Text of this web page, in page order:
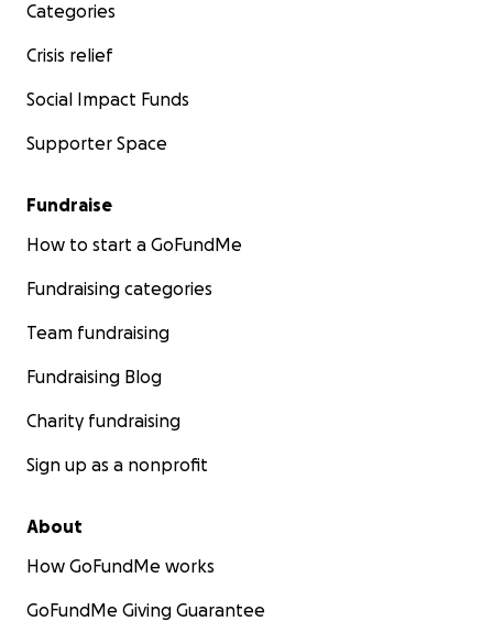
Categories
Crisis relief
Social Impact Funds
Supporter Space
Fundraise
How to start a GoFundMe
Fundraising categories
Team fundraising
Fundraising Blog
Charity fundraising
Sign up as a nonprofit
About
How GoFundMe works
GoFundMe Giving Guarantee